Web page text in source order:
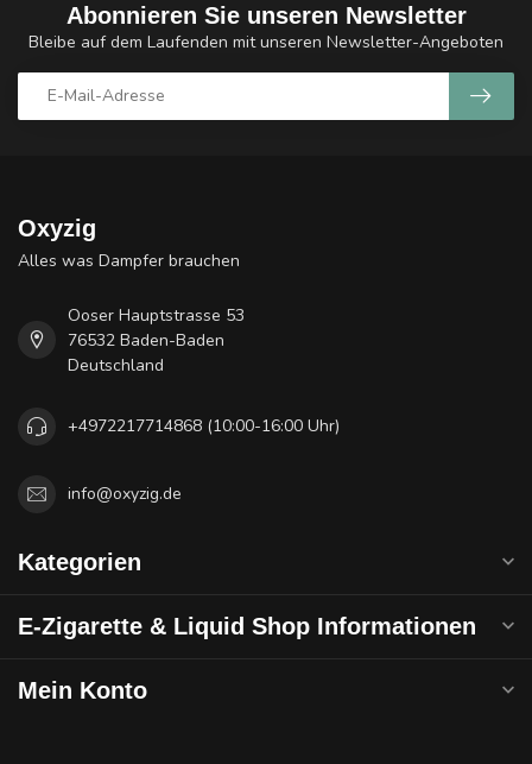
Abonnieren Sie unseren Newsletter
Bleibe auf dem Laufenden mit unseren Newsletter-Angeboten
Oxyzig
Alles was Dampfer brauchen
Ooser Hauptstrasse 53
76532 Baden-Baden
Deutschland
+4972217714868 (10:00-16:00 Uhr)
info@oxyzig.de
Kategorien
E-Zigarette & Liquid Shop Informationen
Mein Konto